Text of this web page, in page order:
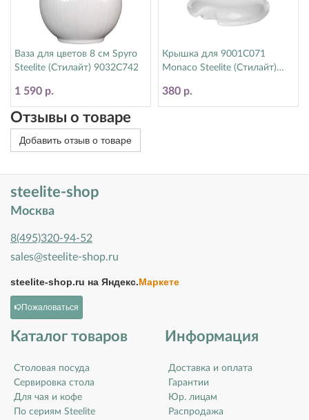
Ваза для цветов 8 см Spyro
Steelite (Стилайт) 9032C742
1 590 р.
Крышка для 9001C071
Monaco Steelite (Стилайт)
380 р.
Отзывы о товаре
Добавить отзыв о товаре
steelite-shop
Москва
8(495)320-94-52
sales@steelite-shop.ru
steelite-shop.ru на Яндекс.Маркете
Пожаловаться
Каталог товаров
Столовая посуда
Сервировка стола
Для чая и кофе
По сериям Steelite
Информация
Доставка и оплата
Гарантии
Юр. лицам
Распродажа